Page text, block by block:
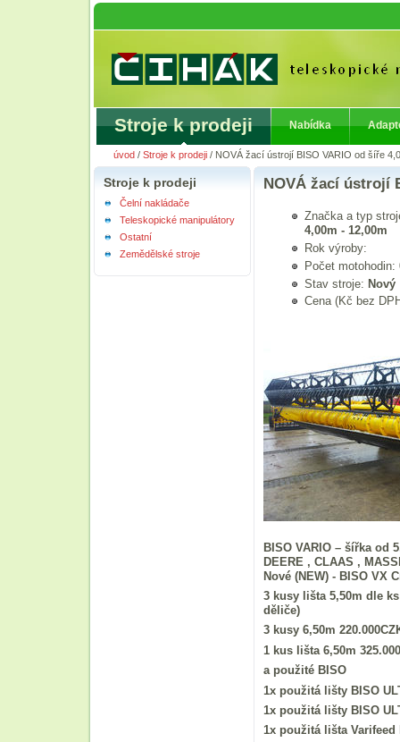
Stroje k prodeji Nabídka
úvod / Stroje k prodeji / NOVÁ žací ústrojí BISO VARIO od šíře
Stroje k prodeji
Čelní nakládače
Teleskopické manipulátory
Ostatní
Zemědělské stroje
NOVÁ žací ústrojí
Značka a typ
4,00m - 12,00m
Rok výroby:
Počet motohodin:
Stav stroje: Nový
Cena (Kč bez
BISO VARIO – šířka od
DEERE , CLAAS ,
Nové (NEW) - BISO VX
3 kusy lišta 5,50m dle
děliče)
3 kusy 6,50m
1 kus lišta 6,50m
a použité BISO
1x použitá lišty BISO
1x použitá lišty BISO
1x použitá lišta Varifeed